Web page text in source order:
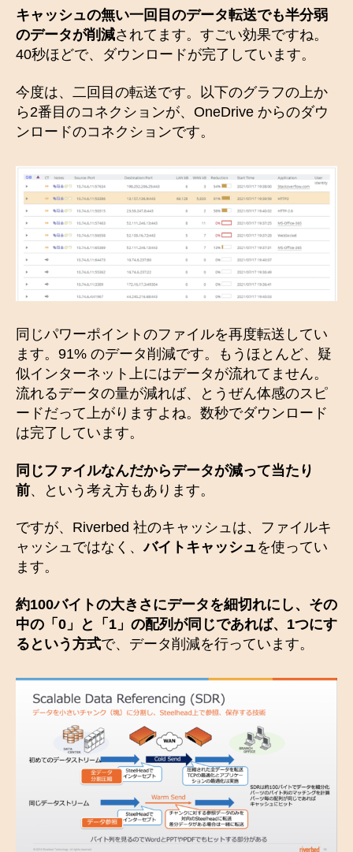
キャッシュの無い一回目のデータ転送でも半分弱
のデータが削減されてます。すごい効果ですね。
40秒ほどで、ダウンロードが完了しています。
今度は、二回目の転送です。以下のグラフの上か
ら2番目のコネクションが、OneDrive からのダウ
ンロードのコネクションです。
同じパワーポイントのファイルを再度転送してい
ます。91% のデータ削減です。もうほとんど、疑
似インターネット上にはデータが流れてません。
流れるデータの量が減れば、とうぜん体感のスピ
ードだって上がりますよね。数秒でダウンロード
は完了しています。
同じファイルなんだからデータが減って当たり
前、という考え方もあります。
ですが、Riverbed 社のキャッシュは、ファイルキ
ャッシュではなく、バイトキャッシュを使ってい
ます。
約100バイトの大きさにデータを細切れにし、その
中の「0」と「1」の配列が同じであれば、1つにす
るという方式で、データ削減を行っています。